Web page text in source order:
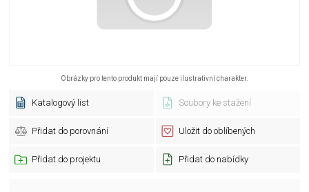
Obrázky pro tento produkt mají pouze ilustrativní charakter.
Katalogový list Soubory ke stažení
Přidat do porovnání Uložit do oblíbených
Přidat do projektu Přidat do nabídky